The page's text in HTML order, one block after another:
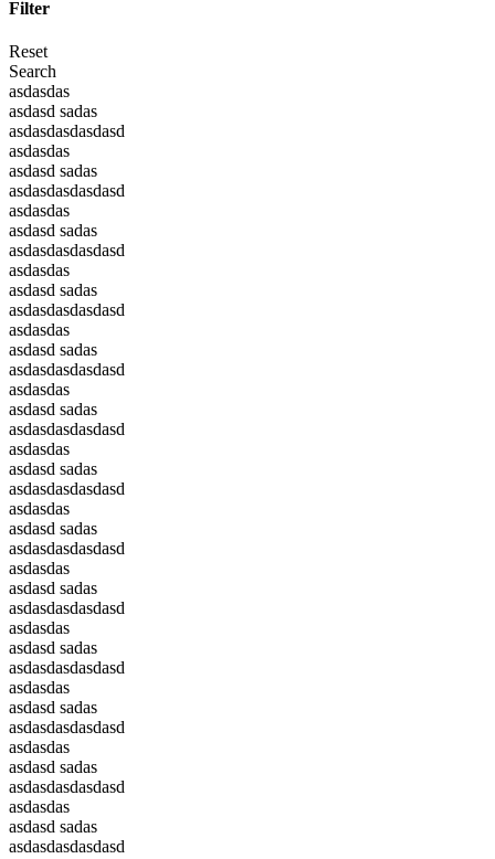
Filter
Reset
Search
asdasdas
asdasd sadas
asdasdasdasdasd
asdasdas
asdasd sadas
asdasdasdasdasd
asdasdas
asdasd sadas
asdasdasdasdasd
asdasdas
asdasd sadas
asdasdasdasdasd
asdasdas
asdasd sadas
asdasdasdasdasd
asdasdas
asdasd sadas
asdasdasdasdasd
asdasdas
asdasd sadas
asdasdasdasdasd
asdasdas
asdasd sadas
asdasdasdasdasd
asdasdas
asdasd sadas
asdasdasdasdasd
asdasdas
asdasd sadas
asdasdasdasdasd
asdasdas
asdasd sadas
asdasdasdasdasd
asdasdas
asdasd sadas
asdasdasdasdasd
asdasdas
asdasd sadas
asdasdasdasdasd